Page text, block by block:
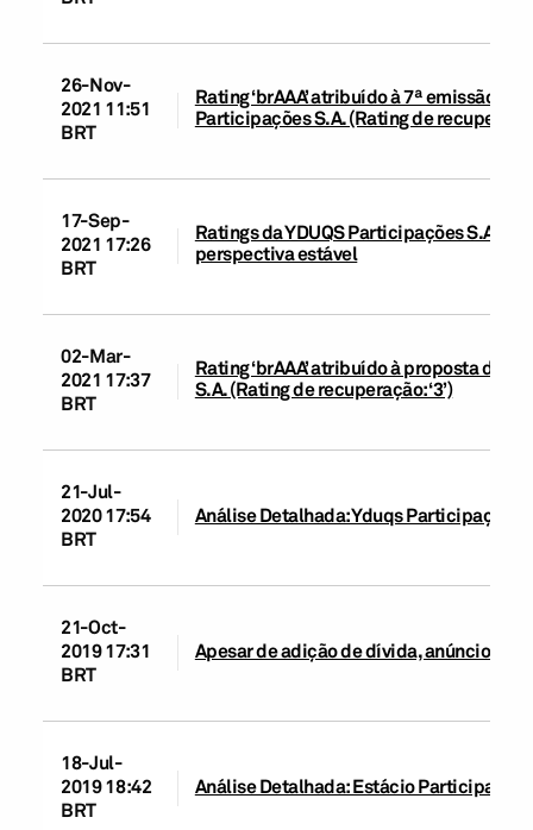
26-Nov-
2021 11:51
BRT
Rating ‘brAAA’ atribuído à 7ª emissão
Participações S.A. (Rating de
17-Sep-
2021 17:26
BRT
Ratings da YDUQS Participações S.A.
perspectiva estável
02-Mar-
2021 17:37
BRT
Rating ‘brAAA’ atribuído à proposta da
S.A. (Rating de recuperação: ‘3’)
21-Jul-
2020 17:54
BRT
Análise Detalhada: Yduqs Participações
21-Oct-
2019 17:31
BRT
Apesar de adição de dívida, anúncio de
18-Jul-
2019 18:42
BRT
Análise Detalhada: Estácio